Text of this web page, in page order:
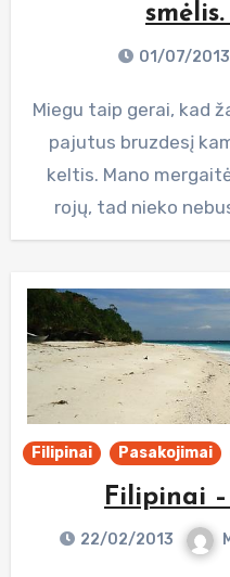
01/07/2013
Miegu taip gerai, kad žadintuvo net negirdžiu. Tik
pajutus bruzdesį
keltis. Mano
rojų, tad nieko
Filipinai Pasakojimai
Filipinai
22/02/2013